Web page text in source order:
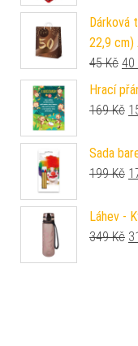
Dárková
22,9 cm)
45Kč 40
Hrací
169Kč
Sada
199Kč
Láhev -
349Kč